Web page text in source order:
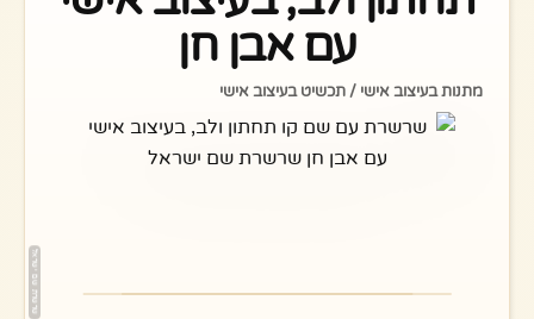
עם אבן חן
מתנות בעיצוב אישי / תכשיט בעיצוב אישי